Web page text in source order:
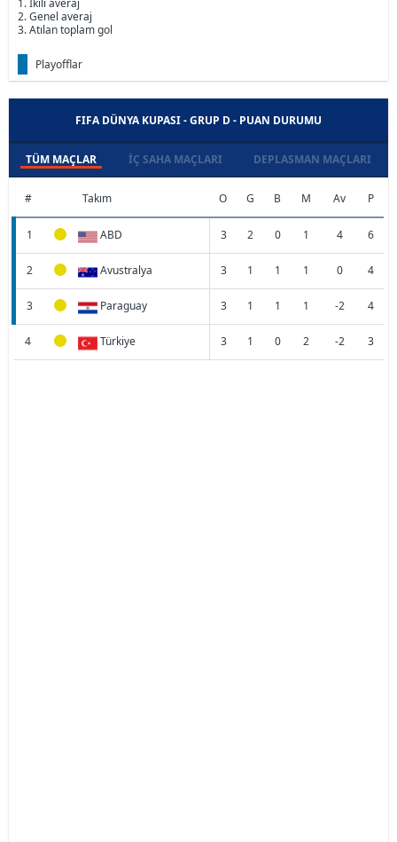
1. İkili averaj
2. Genel averaj
3. Atılan toplam gol
Playofflar
FIFA DÜNYA KUPASI - GRUP D - PUAN DURUMU
TÜM MAÇLAR İÇ SAHA MAÇLARI DEPLASMAN MAÇLARI
# Takım O G B M Av P
1 ABD 3 2 0 1 4 6
2 Avustralya 3 1 1 1 0 4
3 Paraguay 3 1 1 1 -2 4
4 Türkiye 3 1 0 2 -2 3